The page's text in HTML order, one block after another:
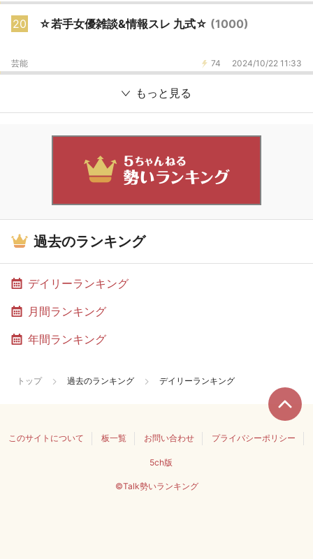
20 ☆若手女優雑談&情報スレ 九式☆ (1000)
74 2024/10/22 11:33
芸能
もっと見る
過去のランキング
デイリーランキング
月間ランキング
年間ランキング
トップ 過去のランキング デイリーランキング
このサイトについて 板一覧 お問い合わせ プライバシーポリシー
5ch版
©Talk勢いランキング